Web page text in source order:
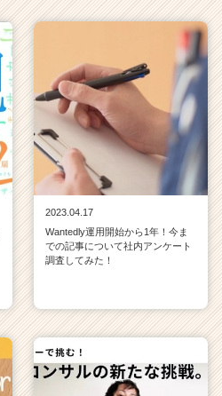
2023.04.17
Wantedly運用開始から1年！今ま
での記事について社内アンケート
調査してみた！